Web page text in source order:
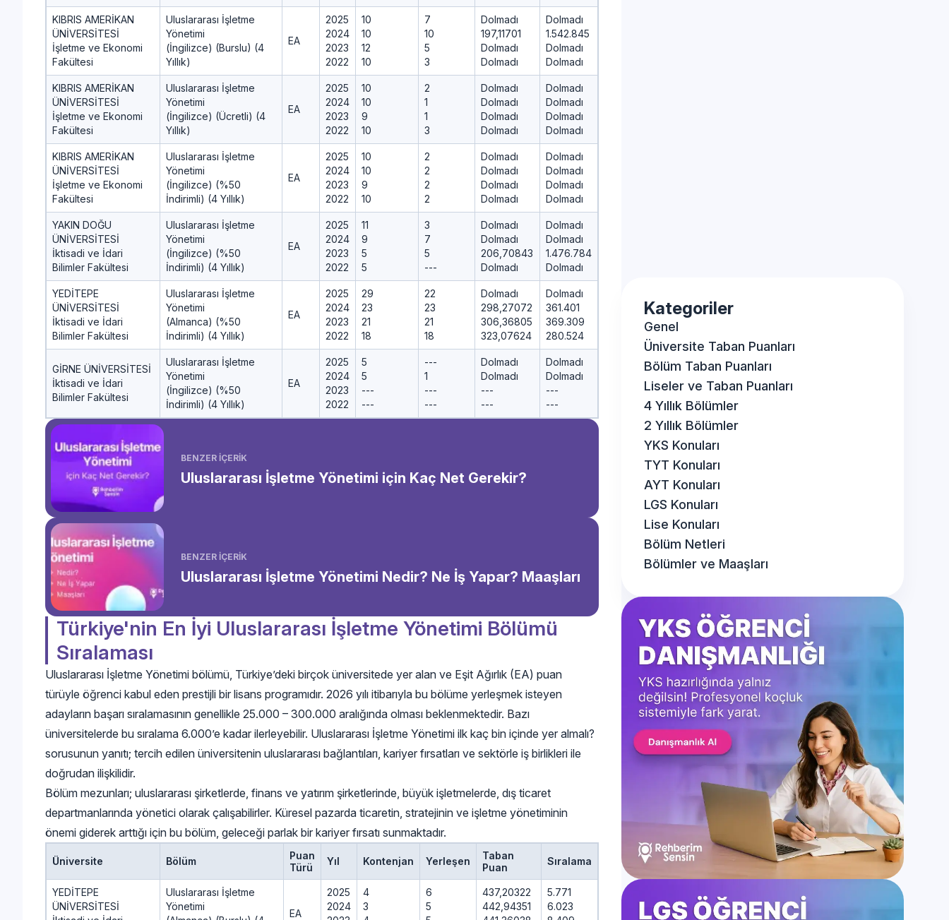
KIBRIS AMERİKAN
ÜNİVERSİTESİ
İşletme ve Ekonomi
Fakültesi
Uluslararası İşletme
Yönetimi
(İngilizce) (Burslu) (4
Yıllık)
EA
2025
2024
2023
2022
10
10
12
10
7
10
5
3
Dolmadı
197,11701
Dolmadı
Dolmadı
Dolmadı
1.542.845
Dolmadı
Dolmadı
KIBRIS AMERİKAN
ÜNİVERSİTESİ
İşletme ve Ekonomi
Fakültesi
Uluslararası İşletme
Yönetimi
(İngilizce) (Ücretli) (4
Yıllık)
EA
2025
2024
2023
2022
10
10
9
10
2
1
1
3
Dolmadı
Dolmadı
Dolmadı
Dolmadı
Dolmadı
Dolmadı
Dolmadı
Dolmadı
KIBRIS AMERİKAN
ÜNİVERSİTESİ
İşletme ve Ekonomi
Fakültesi
Uluslararası İşletme
Yönetimi
(İngilizce) (%50
İndirimli) (4 Yıllık)
EA
2025
2024
2023
2022
10
10
9
10
2
2
2
2
Dolmadı
Dolmadı
Dolmadı
Dolmadı
Dolmadı
Dolmadı
Dolmadı
Dolmadı
YAKIN DOĞU
ÜNİVERSİTESİ
İktisadi ve İdari
Bilimler Fakültesi
Uluslararası İşletme
Yönetimi
(İngilizce) (%50
İndirimli) (4 Yıllık)
EA
2025
2024
2023
2022
11
9
5
5
3
7
5
---
Dolmadı
Dolmadı
206,70843
Dolmadı
Dolmadı
Dolmadı
1.476.784
Dolmadı
YEDİTEPE
ÜNİVERSİTESİ
İktisadi ve İdari
Bilimler Fakültesi
Uluslararası İşletme
Yönetimi
(Almanca) (%50
İndirimli) (4 Yıllık)
EA
2025
2024
2023
2022
29
23
21
18
22
23
21
18
Dolmadı
298,27072
306,36805
323,07624
Dolmadı
361.401
369.309
280.524
GİRNE ÜNİVERSİTESİ
İktisadi ve İdari
Bilimler Fakültesi
Uluslararası İşletme
Yönetimi
(İngilizce) (%50
İndirimli) (4 Yıllık)
EA
2025
2024
2023
2022
5
5
---
---
---
1
---
---
Dolmadı
Dolmadı
---
---
Dolmadı
Dolmadı
---
---
BENZER İÇERİK
Uluslararası İşletme Yönetimi için Kaç Net Gerekir?
BENZER İÇERİK
Uluslararası İşletme Yönetimi Nedir? Ne İş Yapar? Maaşları
Türkiye'nin En İyi Uluslararası İşletme Yönetimi Bölümü
Sıralaması
Uluslararası İşletme Yönetimi bölümü, Türkiye’deki birçok üniversitede yer alan ve Eşit Ağırlık (EA) puan
türüyle öğrenci kabul eden prestijli bir lisans programıdır. 2026 yılı itibarıyla bu bölüme yerleşmek isteyen
adayların başarı sıralamasının genellikle 25.000 – 300.000 aralığında olması beklenmektedir. Bazı
üniversitelerde bu sıralama 6.000’e kadar ilerleyebilir. Uluslararası İşletme Yönetimi ilk kaç bin içinde yer almalı?
sorusunun yanıtı; tercih edilen üniversitenin uluslararası bağlantıları, kariyer fırsatları ve sektörle iş birlikleri ile
doğrudan ilişkilidir.
Bölüm mezunları; uluslararası şirketlerde, finans ve yatırım şirketlerinde, büyük işletmelerde, dış ticaret
departmanlarında yönetici olarak çalışabilirler. Küresel pazarda ticaretin, stratejinin ve işletme yönetiminin
önemi giderek arttığı için bu bölüm, geleceği parlak bir kariyer fırsatı sunmaktadır.
Üniversite Bölüm
Puan
Türü
Yıl Kontenjan Yerleşen
Taban
Puan
Sıralama
YEDİTEPE
ÜNİVERSİTESİ
Uluslararası İşletme
Yönetimi
EA
2025
2024
4
3
6
5
437,20322
442,94351
5.771
6.023
Kategoriler
Genel
Üniversite Taban Puanları
Bölüm Taban Puanları
Liseler ve Taban Puanları
4 Yıllık Bölümler
2 Yıllık Bölümler
YKS Konuları
TYT Konuları
AYT Konuları
LGS Konuları
Lise Konuları
Bölüm Netleri
Bölümler ve Maaşları